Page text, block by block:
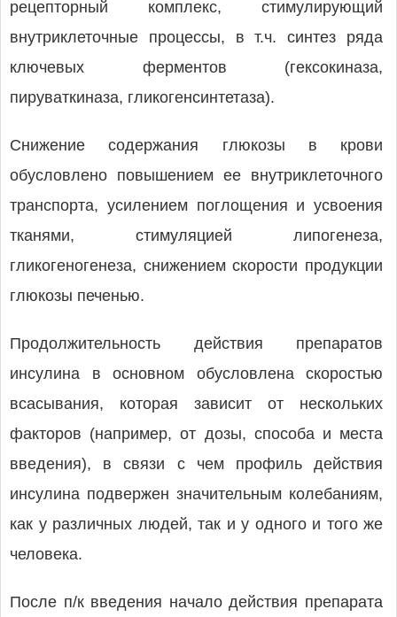
рецепторный комплекс, стимулирующий
внутриклеточные процессы, в т.ч. синтез ряда
ключевых ферментов (гексокиназа,
пируваткиназа, гликогенсинтетаза).
Снижение содержания глюкозы в крови
обусловлено повышением ее внутриклеточного
транспорта, усилением поглощения и усвоения
тканями, стимуляцией липогенеза,
гликогеногенеза, снижением скорости продукции
глюкозы печенью.
Продолжительность действия препаратов
инсулина в основном обусловлена скоростью
всасывания, которая зависит от нескольких
факторов (например, от дозы, способа и места
введения), в связи с чем профиль действия
инсулина подвержен значительным колебаниям,
как у различных людей, так и у одного и того же
человека.
После п/к введения начало действия препарата